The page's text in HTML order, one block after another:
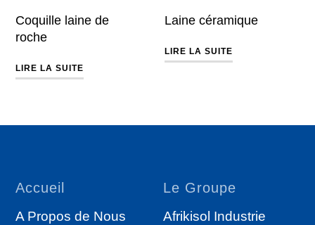
Coquille laine de
roche
LIRE LA SUITE
Laine céramique
LIRE LA SUITE
Accueil
A Propos de Nous
Le Groupe
Afrikisol Industrie